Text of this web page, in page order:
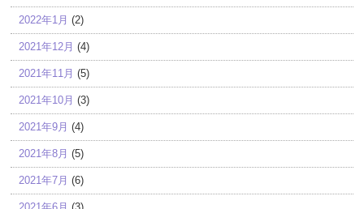
2022年1月 (2)
2021年12月 (4)
2021年11月 (5)
2021年10月 (3)
2021年9月 (4)
2021年8月 (5)
2021年7月 (6)